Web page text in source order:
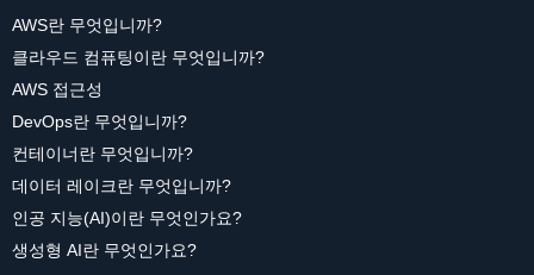
AWS란 무엇입니까?
클라우드 컴퓨팅이란 무엇입니까?
AWS 접근성
DevOps란 무엇입니까?
컨테이너란 무엇입니까?
데이터 레이크란 무엇입니까?
인공 지능(AI)이란 무엇인가요?
생성형 AI란 무엇인가요?